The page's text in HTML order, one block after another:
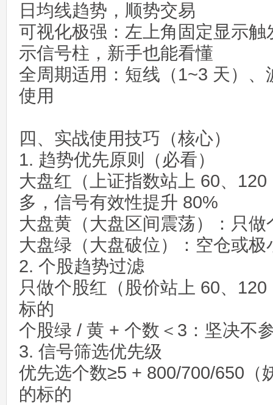
日均线趋势，顺势交易
可视化极强：左上角固定显示
示信号柱，新手也能看懂
全周期适用：短线（1~3 天）
使用
四、实战使用技巧（核心）
1. 趋势优先原则（必看）
大盘红（上证指数站上 60、
多，信号有效性提升 80%
大盘黄（大盘区间震荡）：只
大盘绿（大盘破位）：空仓或
2. 个股趋势过滤
只做个股红（股价站上 60、
标的
个股绿 / 黄 + 个数＜3：坚决不
3. 信号筛选优先级
优先选个数≥5 + 800/700/650（
的标的